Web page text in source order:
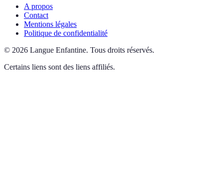
A propos
Contact
Mentions légales
Politique de confidentialité
© 2026 Langue Enfantine. Tous droits réservés.
Certains liens sont des liens affiliés.